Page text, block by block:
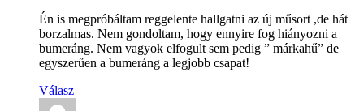
Én is megpróbáltam reggelente hallgatni az új műsort ,de hát
borzalmas. Nem gondoltam, hogy ennyire fog hiányozni a
bumeráng. Nem vagyok elfogult sem pedig ” márkahű” de
egyszerűen a bumeráng a legjobb csapat!
Válasz